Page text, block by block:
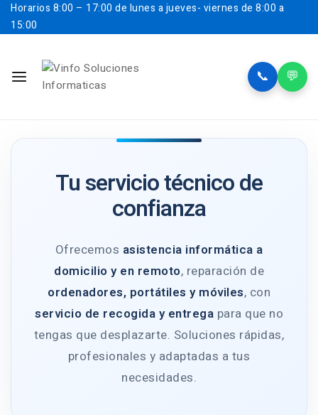
Horarios 8:00 – 17:00 de lunes a jueves- viernes de 8:00 a
15:00
📞 💬
Tu servicio técnico de
confianza
Ofrecemos asistencia informática a
domicilio y en remoto, reparación de
ordenadores, portátiles y móviles, con
servicio de recogida y entrega para que no
tengas que desplazarte. Soluciones rápidas,
profesionales y adaptadas a tus
necesidades.